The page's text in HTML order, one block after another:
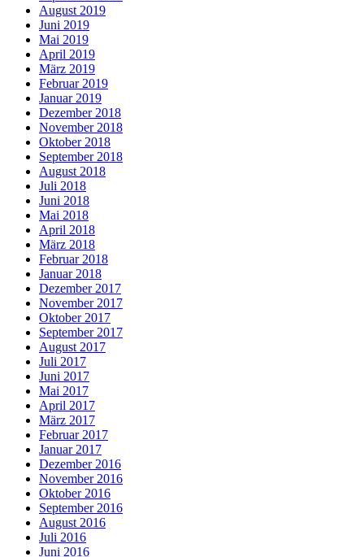
August 2019
Juni 2019
Mai 2019
April 2019
März 2019
Februar 2019
Januar 2019
Dezember 2018
November 2018
Oktober 2018
September 2018
August 2018
Juli 2018
Juni 2018
Mai 2018
April 2018
März 2018
Februar 2018
Januar 2018
Dezember 2017
November 2017
Oktober 2017
September 2017
August 2017
Juli 2017
Juni 2017
Mai 2017
April 2017
März 2017
Februar 2017
Januar 2017
Dezember 2016
November 2016
Oktober 2016
September 2016
August 2016
Juli 2016
Juni 2016